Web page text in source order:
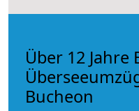
Über 12
Bucheon